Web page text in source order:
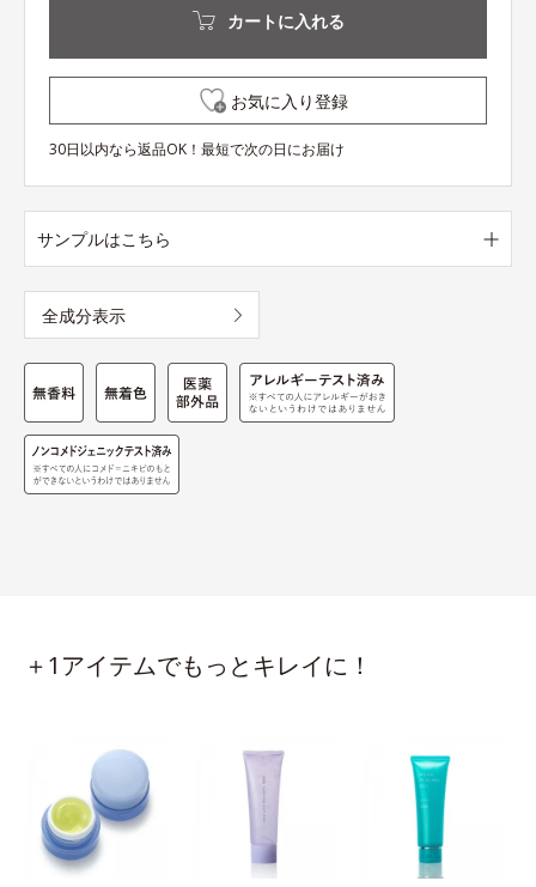
カートに入れる
お気に入り登録
30日以内なら返品OK！最短で次の日にお届け
サンプルはこちら
全成分表示
＋1アイテムでもっとキレイに！